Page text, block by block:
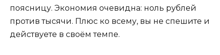
поясницу. Экономия очевидна: ноль рублей
против тысячи. Плюс ко всему, вы не спешите и
действуете в своём темпе.